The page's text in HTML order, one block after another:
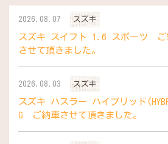
2026.08.07 スズキ
スズキ スイフト 1.6 スポーツ ご
させて頂きました。
2026.08.03 スズキ
スズキ ハスラー ハイブリッド
G ご納車させて頂きました。